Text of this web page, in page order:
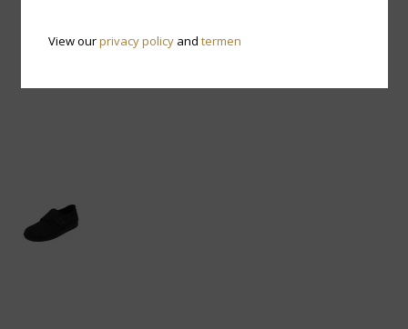
View ourprivacy policyand termen